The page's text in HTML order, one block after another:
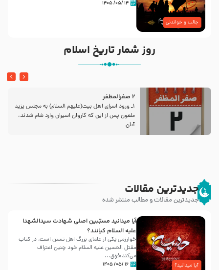
جالب و خواندنی
۱۴ /۰۵/ ۱۴۰۵
روز شمار تاریخ اسلام
2 صفرالمظفر
1ـ ورود اسراى اهل بیت‌(علیهم السلام) به مجلس یزید
ملعون پس از این كه كاروان اسیران وارد شام شدند،
آنان
جدیدترین مقالات
جدیدترین مقالات و مطالب منتشر شده
آیا میدانید؟
آیا میدانید مسبّبین اصلی شهادت سیدالشهدا
علیه ‌السلام کیانند؟
خوارزمی یکی از علمای بزرگ اهل تسنن است، در کتاب
مقتل الحسین علیه ‌السلام خود چنین اعتراف
می‌کند:فوَق...
۱۶ /۰۵/ ۱۴۰۵